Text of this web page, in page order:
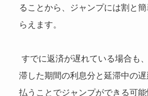
ることから、ジャンプには割と
らえます。
すでに返済が遅れている場合も
滞した期間の利息分と延滞中の
払うことでジャンプができる可能